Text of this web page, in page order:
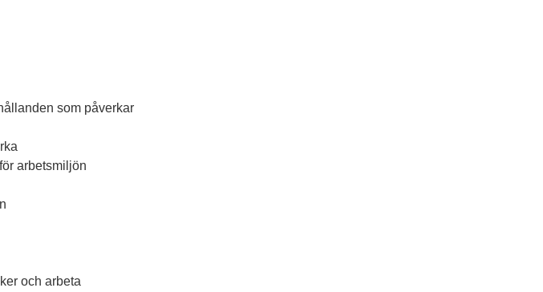
som påverkar
arbetsmiljön
och arbeta